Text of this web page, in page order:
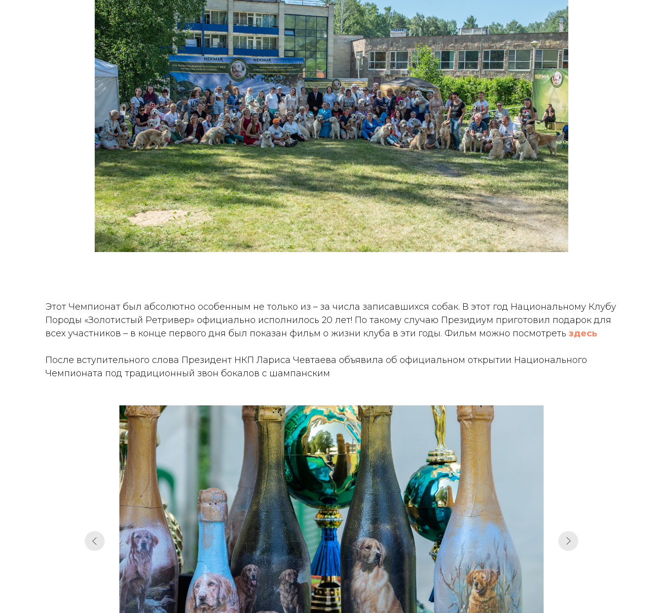
Этот Чемпионат был абсолютно особенным не только из – за числа записавшихся собак. В этот год Национальному Клубу
Породы «Золотистый Ретривер» официально исполнилось 20 лет! По такому случаю Президиум приготовил подарок для
всех участников – в конце первого дня был показан фильм о жизни клуба в эти годы. Фильм можно посмотреть здесь
После вступительного слова Президент НКП Лариса Чевтаева объявила об официальном открытии Национального
Чемпионата под традиционный звон бокалов с шампанским